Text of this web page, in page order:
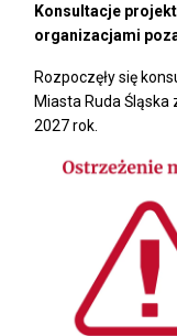
Konsultacje
organizacjami
Rozpoczęły się
Miasta Ruda
2027 rok.